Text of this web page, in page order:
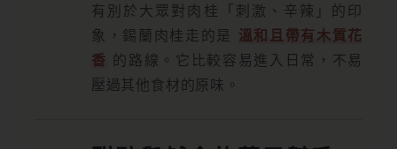
有別於大眾對肉桂「刺激、辛辣」的印
象，錫蘭肉桂走的是 溫和且帶有木質花
香 的路線。它比較容易進入日常，不易
壓過其他食材的原味。